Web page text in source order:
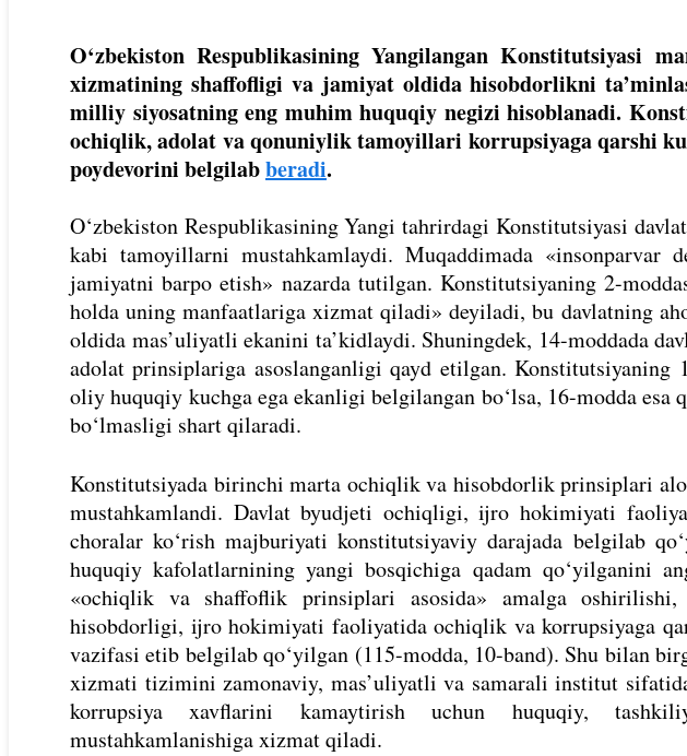
O‘zbekiston Respublikasining Yangilangan Konstitutsiyasi
xizmatining shaffofligi va jamiyat oldida hisobdorlikni
milliy siyosatning eng muhim huquqiy negizi hisoblanadi.
ochiqlik, adolat va qonuniylik tamoyillari korrupsiyaga qarshi
poydevorini belgilabberadi.
O‘zbekiston Respublikasining Yangi tahrirdagi Konstitutsiyasi
kabi tamoyillarni mustahkamlaydi. Muqaddimada «insonparvar
jamiyatni barpo etish» nazarda tutilgan. Konstitutsiyaning 2-
holda uning manfaatlariga xizmat qiladi» deyiladi, bu davlatning
oldida mas’uliyatli ekanini ta’kidlaydi. Shuningdek, 14-moddada
adolat prinsiplariga asoslanganligi qayd etilgan. Konstitutsiyaning
oliy huquqiy kuchga ega ekanligi belgilangan bo‘lsa, 16-modda
bo‘lmasligi shart qilaradi.
Konstitutsiyada birinchi marta ochiqlik va hisobdorlik prinsiplari
mustahkamlandi. Davlat byudjeti ochiqligi, ijro hokimiyati
choralar ko‘rish majburiyati konstitutsiyaviy darajada belgilab
huquqiy kafolatlarnining yangi bosqichiga qadam qo‘yilganini
«ochiqlik va shaffoflik prinsiplari asosida» amalga
hisobdorligi, ijro hokimiyati faoliyatida ochiqlik va korrupsiyaga
vazifasi etib belgilab qo‘yilgan (115-modda, 10-band). Shu bilan
xizmati tizimini zamonaviy, mas’uliyatli va samarali institut
korrupsiya xavflarini kamaytirish uchun huquqiy,
mustahkamlanishiga xizmat qiladi.